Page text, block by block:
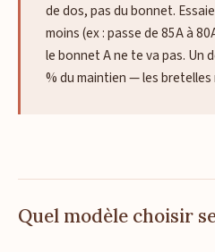
de dos, pas du bonnet.
moins (ex : passe de 85A à
le bonnet A ne te va pas. Un
% du maintien — les
Quel modèle choisir